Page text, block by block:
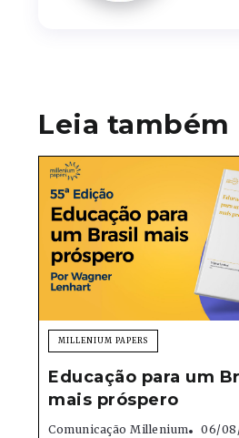
Leia também
MILLENIUM PAPERS
Educação para um
mais próspero
Comunicação Millenium
06/